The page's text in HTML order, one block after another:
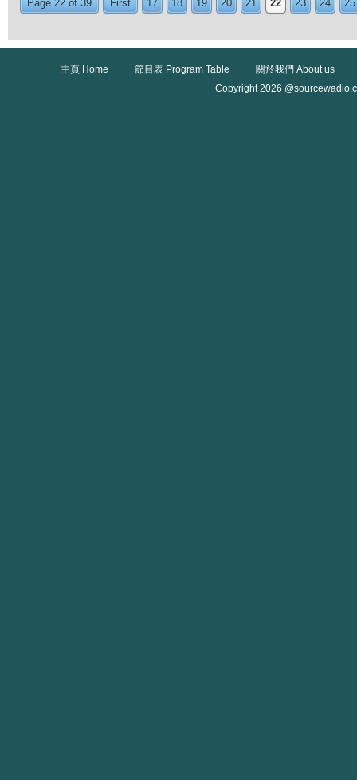
Page 22 of 39 First 17 18 19 20 21 22 23 24 25
主頁 Home 節目表 Program Table
關於我們 About us
Copyright 2026